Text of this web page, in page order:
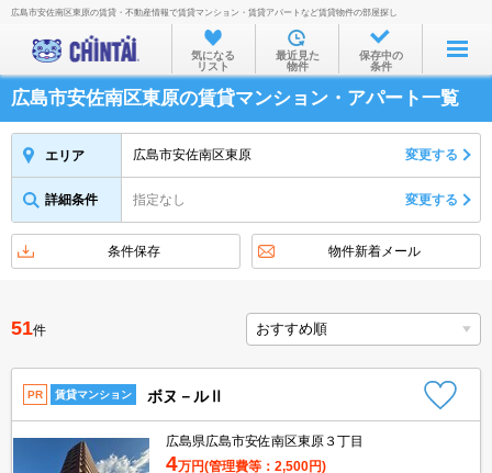
お部屋を探す
沿線・駅から
住所から
家賃相場から
物件特集から
不動産会社から
TOP
広島市安佐南区東原の賃貸・不動産情報で賃貸マンション・賃貸アパートなど賃貸物件の部屋探し
気になる
リスト
最近見た
物件
保存中の
条件
広島市安佐南区東原の賃貸マンション・アパート一覧
エリア 広島市安佐南区東原 変更する
詳細条件 指定なし 変更する
条件保存 物件新着メール
51件
PR 賃貸マンション ボヌ－ルⅡ
広島県広島市安佐南区東原３丁目
4万円(管理費等：2,500円)